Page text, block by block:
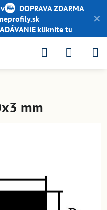
✕
DOPRAVA ZDARMA
kliknite tu
mm